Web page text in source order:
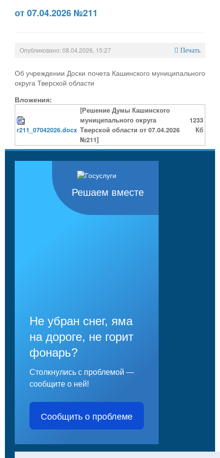
от 07.04.2026 №211
Опубликовано: 08.04.2026, 15:27 Печать
Об учреждении Доски почета Кашинского муниципального
округа Тверской области
Вложения:
r211_07042026.docx
[Решение Думы Кашинского
муниципального округа
Тверской области от 07.04.2026
№211]
1233
Кб
Решаем вместе
Не убран снег, яма
на дороге, не горит
фонарь?
Столкнулись с проблемой —
сообщите о ней!
Сообщить о проблеме